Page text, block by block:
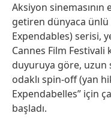
Aksiyon
getiren dünyaca
Expendables) serisi,
Cannes Film Festivali
duyuruya göre, uzun
odaklı spin-off (yan
Expendabelles” için
başladı.